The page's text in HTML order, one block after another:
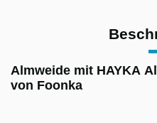
Almweide mit HAYKA
von Foonka